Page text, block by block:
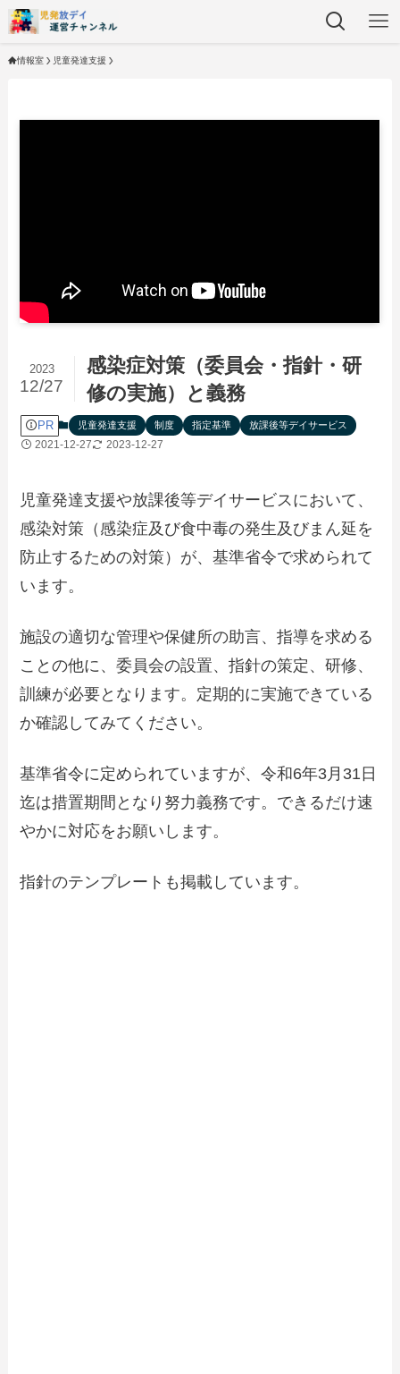
情報室 児童発達支援
感染症対策（委員会・指針・研
修の実施）と義務
2023
12/27
PR 児童発達支援 制度 指定基準 放課後等デイサービス
2021-12-27 2023-12-27
児童発達支援や放課後等デイサービスにおいて、
感染対策（感染症及び食中毒の発生及びまん延を
防止するための対策）が、基準省令で求められて
います。
施設の適切な管理や保健所の助言、指導を求める
ことの他に、委員会の設置、指針の策定、研修、
訓練が必要となります。定期的に実施できている
か確認してみてください。
基準省令に定められていますが、令和6年3月31日
迄は措置期間となり努力義務です。できるだけ速
やかに対応をお願いします。
指針のテンプレートも掲載しています。